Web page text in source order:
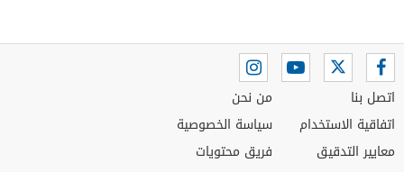
اتصل بنا
اتفاقية الاستخدام
معايير التدقيق
من نحن
سياسة الخصوصية
فريق محتويات